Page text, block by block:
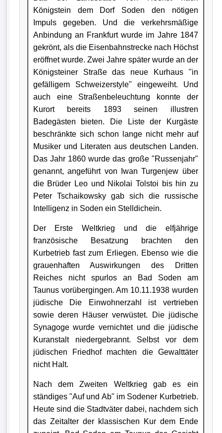
Königstein dem Dorf Soden den nötigen
Impuls gegeben. Und die verkehrsmäßige
Anbindung an Frankfurt wurde im Jahre 1847
gekrönt, als die Eisenbahnstrecke nach Höchst
eröffnet wurde. Zwei Jahre später wurde an der
Königsteiner Straße das neue Kurhaus "in
gefälligem Schweizerstyle" eingeweiht. Und
auch eine Straßenbeleuchtung konnte der
Kurort bereits 1893 seinen illustren
Badegästen bieten. Die Liste der Kurgäste
beschränkte sich schon lange nicht mehr auf
Musiker und Literaten aus deutschen Landen.
Das Jahr 1860 wurde das große "Russenjahr"
genannt, angeführt von Iwan Turgenjew über
die Brüder Leo und Nikolai Tolstoi bis hin zu
Peter Tschaikowsky gab sich die russische
Intelligenz in Soden ein Stelldichein.
Der Erste Weltkrieg und die elfjährige
französische Besatzung brachten den
Kurbetrieb fast zum Erliegen. Ebenso wie die
grauenhaften Auswirkungen des Dritten
Reiches nicht spurlos an Bad Soden am
Taunus vorübergingen. Am 10.11.1938 wurden
jüdische Die Einwohnerzahl ist vertrieben
sowie deren Häuser verwüstet. Die jüdische
Synagoge wurde vernichtet und die jüdische
Kuranstalt niedergebrannt. Selbst vor dem
jüdischen Friedhof machten die Gewalttäter
nicht Halt.
Nach dem Zweiten Weltkrieg gab es ein
ständiges "Auf und Ab" im Sodener Kurbetrieb.
Heute sind die Stadtväter dabei, nachdem sich
das Zeitalter der klassischen Kur dem Ende